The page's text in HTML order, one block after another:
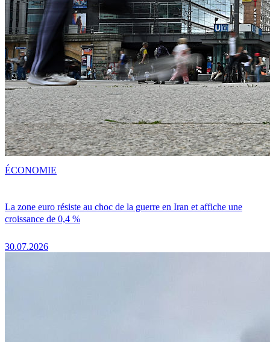
La zone euro résiste au choc de la guerre en Iran et affiche une
croissance de 0,4 %
30.07.2026
ÉCONOMIE